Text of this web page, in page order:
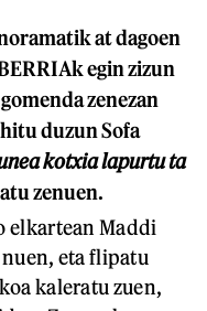
at dagoen
egin zizun
zenezan
duzun Sofa
kotxia lapurtu ta
zenuen.
elkartean Maddi
eta flipatu
kaleratu zuen,